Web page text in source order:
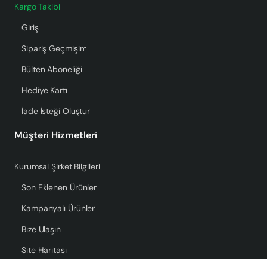
Kargo Takibi
Giriş
Sipariş Geçmişim
Bülten Aboneliği
Hediye Kartı
İade İsteği Oluştur
Müşteri Hizmetleri
Kurumsal Şirket Bilgileri
Son Eklenen Ürünler
Kampanyalı Ürünler
Bize Ulaşın
Site Haritası